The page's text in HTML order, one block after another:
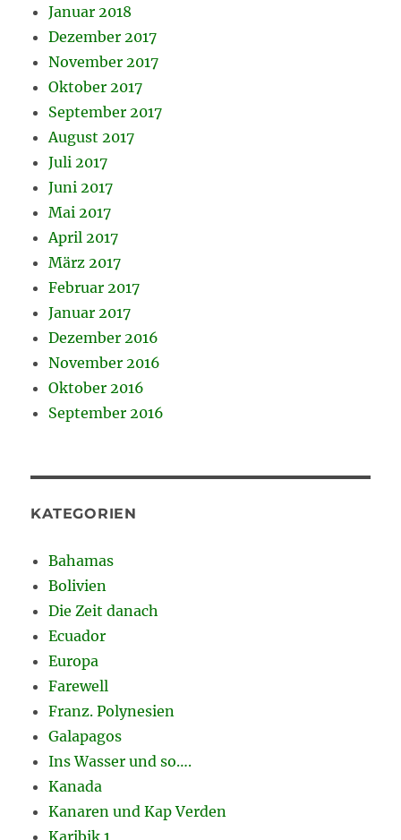
Januar 2018
Dezember 2017
November 2017
Oktober 2017
September 2017
August 2017
Juli 2017
Juni 2017
Mai 2017
April 2017
März 2017
Februar 2017
Januar 2017
Dezember 2016
November 2016
Oktober 2016
September 2016
KATEGORIEN
Bahamas
Bolivien
Die Zeit danach
Ecuador
Europa
Farewell
Franz. Polynesien
Galapagos
Ins Wasser und so….
Kanada
Kanaren und Kap Verden
Karibik 1